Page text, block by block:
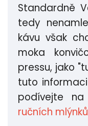
Standardně
tedy
kávu však
moka
pressu, jako
tuto
podívejte
ručních mlýnků